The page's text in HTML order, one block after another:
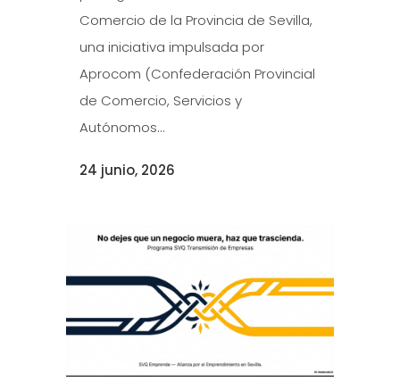
Comercio de la Provincia de Sevilla,
una iniciativa impulsada por
Aprocom (Confederación Provincial
de Comercio, Servicios y
Autónomos...
24 junio, 2026